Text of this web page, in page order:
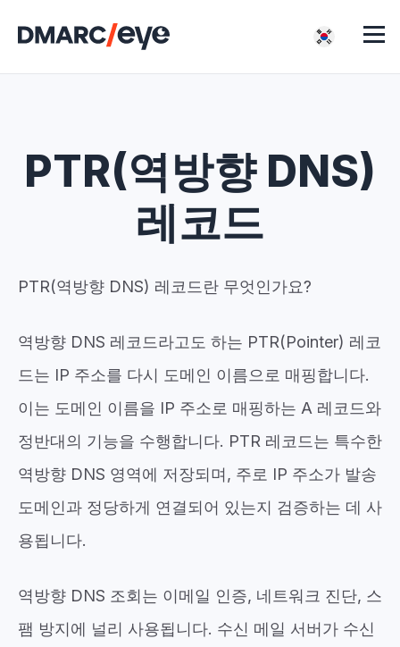
PTR(역방향 DNS)
레코드
PTR(역방향 DNS) 레코드란 무엇인가요?
역방향 DNS 레코드라고도 하는 PTR(Pointer) 레코
드는 IP 주소를 다시 도메인 이름으로 매핑합니다.
이는 도메인 이름을 IP 주소로 매핑하는 A 레코드와
정반대의 기능을 수행합니다. PTR 레코드는 특수한
역방향 DNS 영역에 저장되며, 주로 IP 주소가 발송
도메인과 정당하게 연결되어 있는지 검증하는 데 사
용됩니다.
역방향 DNS 조회는 이메일 인증, 네트워크 진단, 스
팸 방지에 널리 사용됩니다. 수신 메일 서버가 수신